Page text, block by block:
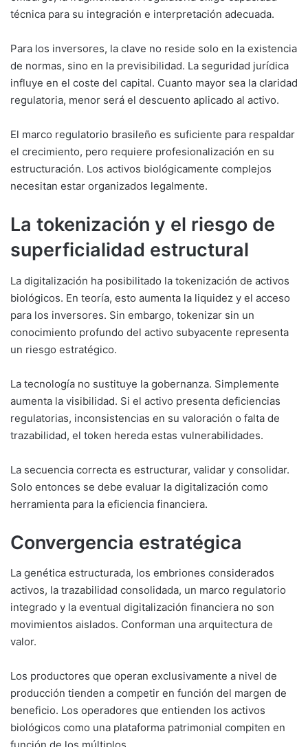
técnica para su integración e interpretación adecuada.
Para los inversores, la clave no reside solo en la existencia
de normas, sino en la previsibilidad. La seguridad jurídica
influye en el coste del capital. Cuanto mayor sea la claridad
regulatoria, menor será el descuento aplicado al activo.
El marco regulatorio brasileño es suficiente para respaldar
el crecimiento, pero requiere profesionalización en su
estructuración. Los activos biológicamente complejos
necesitan estar organizados legalmente.
La tokenización y el riesgo de
superficialidad estructural
La digitalización ha posibilitado la tokenización de activos
biológicos. En teoría, esto aumenta la liquidez y el acceso
para los inversores. Sin embargo, tokenizar sin un
conocimiento profundo del activo subyacente representa
un riesgo estratégico.
La tecnología no sustituye la gobernanza. Simplemente
aumenta la visibilidad. Si el activo presenta deficiencias
regulatorias, inconsistencias en su valoración o falta de
trazabilidad, el token hereda estas vulnerabilidades.
La secuencia correcta es estructurar, validar y consolidar.
Solo entonces se debe evaluar la digitalización como
herramienta para la eficiencia financiera.
Convergencia estratégica
La genética estructurada, los embriones considerados
activos, la trazabilidad consolidada, un marco regulatorio
integrado y la eventual digitalización financiera no son
movimientos aislados. Conforman una arquitectura de
valor.
Los productores que operan exclusivamente a nivel de
producción tienden a competir en función del margen de
beneficio. Los operadores que entienden los activos
biológicos como una plataforma patrimonial compiten en